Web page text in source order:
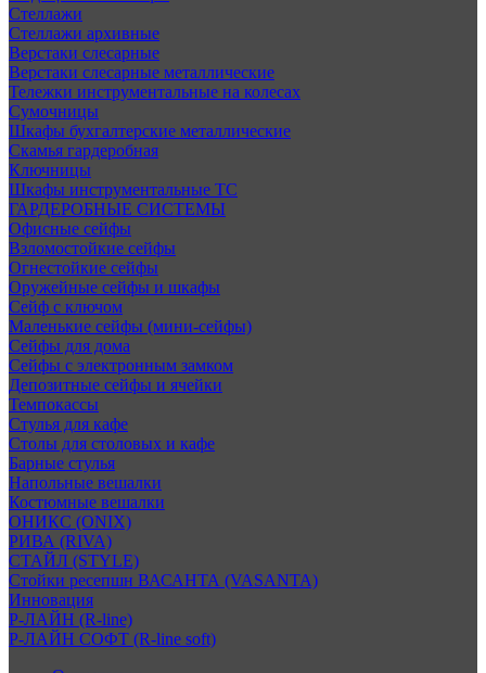
Стеллажи
Стеллажи архивные
Верстаки слесарные
Верстаки слесарные металлические
Тележки инструментальные на колесах
Сумочницы
Шкафы бухгалтерские металлические
Скамья гардеробная
Ключницы
Шкафы инструментальные ТС
ГАРДЕРОБНЫЕ СИСТЕМЫ
Офисные сейфы
Взломостойкие сейфы
Огнестойкие сейфы
Оружейные сейфы и шкафы
Сейф с ключом
Маленькие сейфы (мини-сейфы)
Сейфы для дома
Сейфы с электронным замком
Депозитные сейфы и ячейки
Темпокассы
Стулья для кафе
Столы для столовых и кафе
Барные стулья
Напольные вешалки
Костюмные вешалки
ОНИКС (ONIX)
РИВА (RIVA)
СТАЙЛ (STYLE)
Стойки ресепшн ВАСАНТА (VASANTA)
Инновация
Р-ЛАЙН (R-line)
Р-ЛАЙН СОФТ (R-line soft)